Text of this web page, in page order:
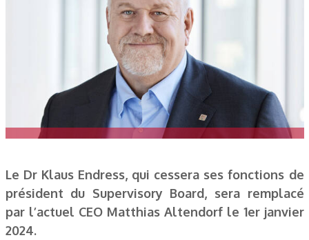
Le Dr Klaus Endress, qui cessera ses fonctions de
président du Supervisory Board, sera remplacé
par l’actuel CEO Matthias Altendorf le 1er janvier
2024.